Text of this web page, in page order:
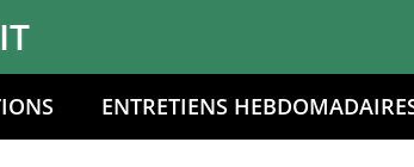
ENTRETIENS